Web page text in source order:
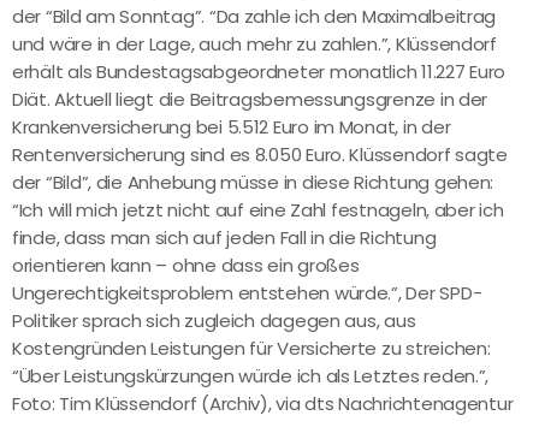
der “Bild am Sonntag”. “Da zahle ich den Maximalbeitrag
und wäre in der Lage, auch mehr zu zahlen.”, Klüssendorf
erhält als Bundestagsabgeordneter monatlich 11.227 Euro
Diät. Aktuell liegt die Beitragsbemessungsgrenze in der
Krankenversicherung bei 5.512 Euro im Monat, in der
Rentenversicherung sind es 8.050 Euro. Klüssendorf sagte
der “Bild”, die Anhebung müsse in diese Richtung gehen:
“Ich will mich jetzt nicht auf eine Zahl festnageln, aber ich
finde, dass man sich auf jeden Fall in die Richtung
orientieren kann – ohne dass ein großes
Ungerechtigkeitsproblem entstehen würde.”, Der SPD-
Politiker sprach sich zugleich dagegen aus, aus
Kostengründen Leistungen für Versicherte zu streichen:
“Über Leistungskürzungen würde ich als Letztes reden.”,
Foto: Tim Klüssendorf (Archiv), via dts Nachrichtenagentur